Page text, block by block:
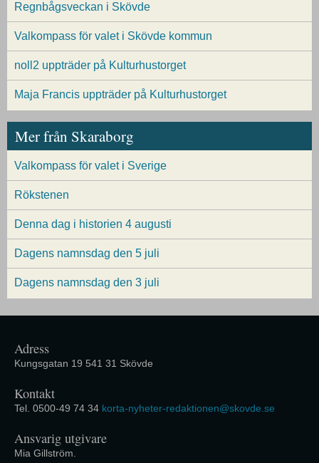
Regnbågsveckan i Skövde
Valkompass för valet i Skövde kommun
noll2 uppträder på Kulturhustorget
Maja Francis uppträder på Kulturhustorget
Mer från Skaraborg
Valkompass för valet i Sverige
Rökstenen
Denna dag i historien 4 augusti
Dagens namnsdag den 5 juli
Dagens namnsdag den 3 juli
Adress
Kungsgatan 19 541 31 Skövde
Kontakt
Tel. 0500-49 74 34 korta-nyheter-redaktionen@skovde.se
Ansvarig utgivare
Mia Gillström.